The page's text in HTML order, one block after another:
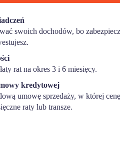
swoich dochodów, bo
rat na okres 3 i 6 miesięcy.
kredytowej
umowę sprzedaży, w której
raty lub transze.